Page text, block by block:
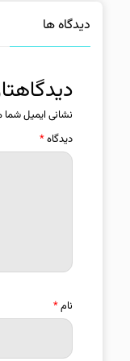
دیدگاه ها
نشانی ایمیل
دیدگاه*
نام*